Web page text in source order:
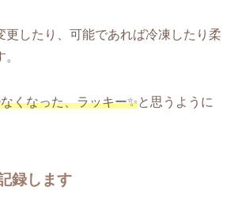
更したり、可能であれば冷凍したり柔
くなった、ラッキー✨と思うように
録します